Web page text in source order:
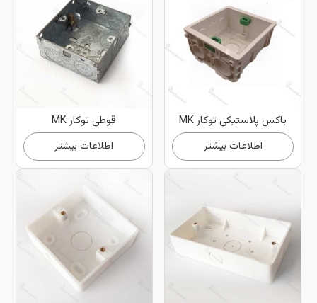
باکس پلاستیکی توکار MK
اطلاعات بیشتر
قوطی توکار MK
اطلاعات بیشتر